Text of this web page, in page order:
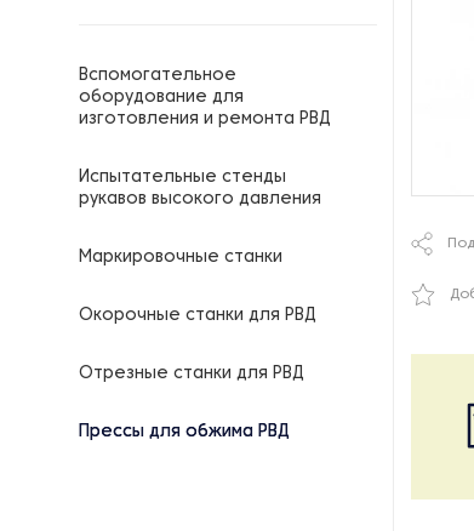
Вспомогательное
оборудование для
изготовления и ремонта РВД
Испытательные стенды
рукавов высокого давления
Маркировочные станки
Окорочные станки для РВД
Отрезные станки для РВД
Прессы для обжима РВД